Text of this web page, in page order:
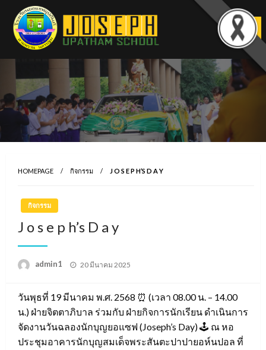
content
HOMEPAGE กิจกรรม J O S E P H’S D A Y
กิจกรรม
J o s e p h’s D a y
admin1
Posted
20 มีนาคม 2025
วันพุธที่ 19 มีนาคม พ.ศ. 2568 ⏰ (เวลา 08.00 น. – 14.00
น.) ฝ่ายจิตตาภิบาล ร่วมกับ ฝ่ายกิจการนักเรียน ดำเนินการ
จัดงานวันฉลองนักบุญยอแซฟ (Joseph’s Day) 🕹 ณ หอ
ประชุมอาคารนักบุญสมเด็จพระสันตะปาปายอห์นปอล ที่